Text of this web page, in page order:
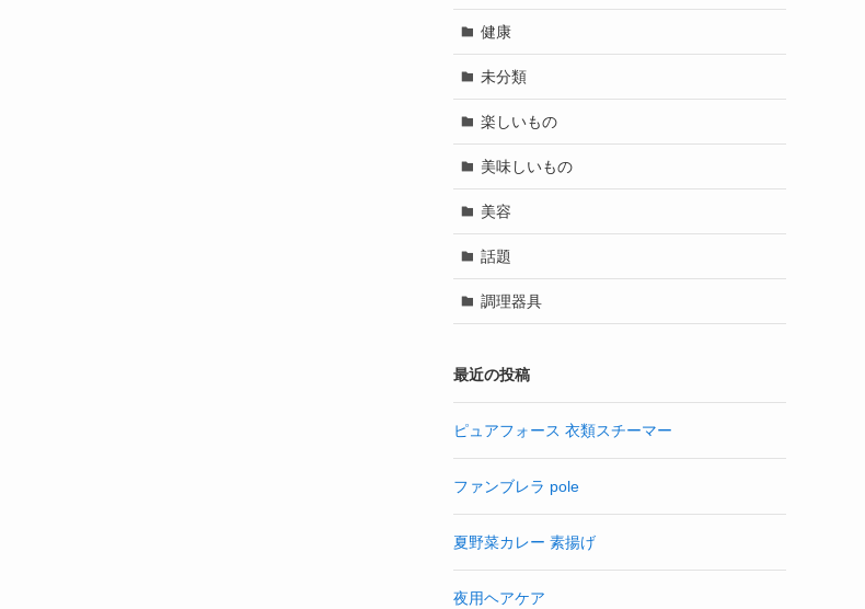
健康
未分類
楽しいもの
美味しいもの
美容
話題
調理器具
最近の投稿
ピュアフォース 衣類スチーマー
ファンブレラ pole
夏野菜カレー 素揚げ
夜用ヘアケア